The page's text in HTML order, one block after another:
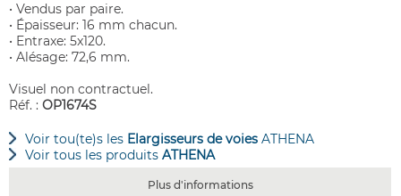
• Vendus par paire.
• Épaisseur: 16 mm chacun.
• Entraxe: 5x120.
• Alésage: 72,6 mm.
Visuel non contractuel.
Réf. : OP1674S
Voir tou(te)s les Elargisseurs de voies ATHENA
Voir tous les produits ATHENA
Plus d'informations